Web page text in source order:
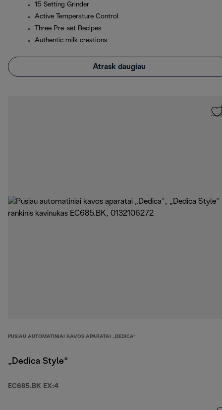
15 Setting Grinder
Active Temperature Control
Three Pre-set Recipes
Authentic milk creations
Atrask daugiau
PUSIAU AUTOMATINIAI KAVOS APARATAI „DEDICA“
„Dedica Style“
EC685.BK EX:4